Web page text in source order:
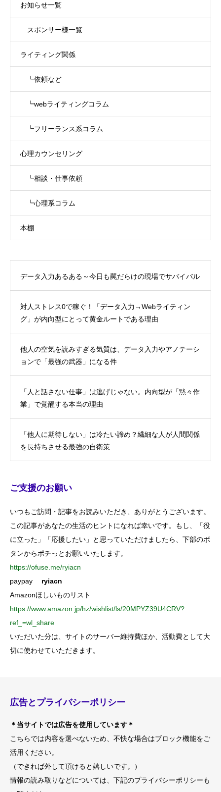
お知らせ一覧
スポンサー様一覧
ライティング関係
┗依頼など
┗webライティングコラム
┗フリーランス系コラム
心理カウンセリング
┗相談・仕事依頼
┗心理系コラム
本棚
データ入力あるある～今日も罠だらけの現場でサバイバル
対人ストレス0で稼ぐ！「データ入力→Webライティン
グ」が内向型にとって黄金ルートである理由
他人の空気を読みすぎる気質は、データ入力やアノテーシ
ョンで「最強の武器」になる件
「人と話さない仕事」は逃げじゃない。内向型が「黙々作
業」で覚醒する本当の理由
「他人に期待しない」は冷たい諦め？繊細な人が人間関係
を長持ちさせる最強の自衛策
ご支援のお願い
いつもご訪問・記事をお読みいただき、ありがとうございます。
この記事があなたの生活のヒントになれば幸いです。もし、「役
に立った」「応援したい」と思っていただけましたら、下部のボ
タンからポチっとお願いいたします。
https://ofuse.me/ryiacn
paypay ryiacn
Amazonほしいものリスト
https://www.amazon.jp/hz/wishlist/ls/20MPYZ39U4CRV?
ref_=wl_share
いただいた分は、サイトのサーバー維持費ほか、活動費として大
切に使わせていただきます。
広告とプライバシーポリシー
＊当サイトでは広告を使用しています＊
こちらでは内容を選べないため、不快な場合はブロック機能をご
活用ください。
（できれば外して頂けると嬉しいです。）
情報の読み取りなどについては、下記のプライバシーポリシーも